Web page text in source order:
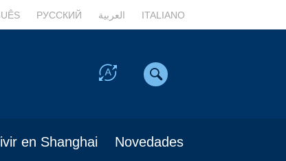
РУССКИЙ العربية ITALIANO
en Shanghai Novedades